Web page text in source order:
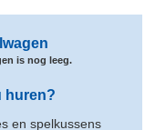
is nog leeg.
huren?
en spelkussens